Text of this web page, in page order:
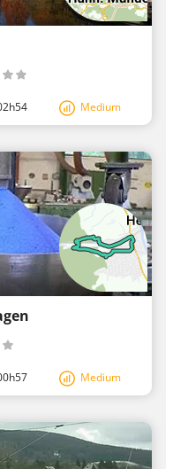
Medium
Medium